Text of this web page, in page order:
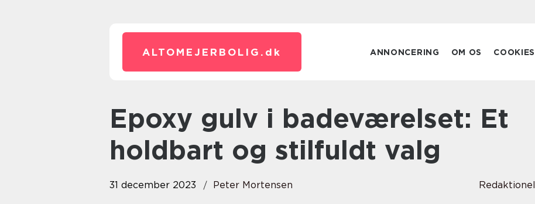
ALTOMEJERBOLIG. dk ANNONCERING OM OS COOKIES
Epoxy gulv i badeværelset: Et
holdbart og stilfuldt valg
31 december 2023 Peter Mortensen Redaktionel